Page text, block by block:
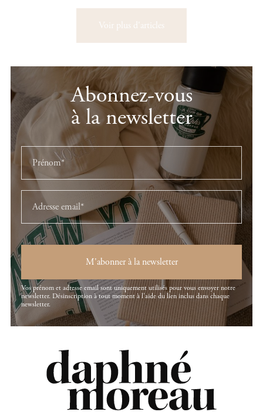
Voir plus d'articles
Abonnez-vous
à la newsletter
M'abonner à la newsletter
Vos prénom et adresse email sont uniquement utilisés pour vous envoyer notre
newsletter. Désinscription à tout moment à l'aide du lien inclus dans chaque
newsletter.